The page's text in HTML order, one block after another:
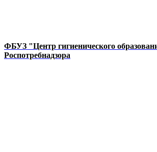
ФБУЗ "Центр гигиенического
Роспотребнадзора